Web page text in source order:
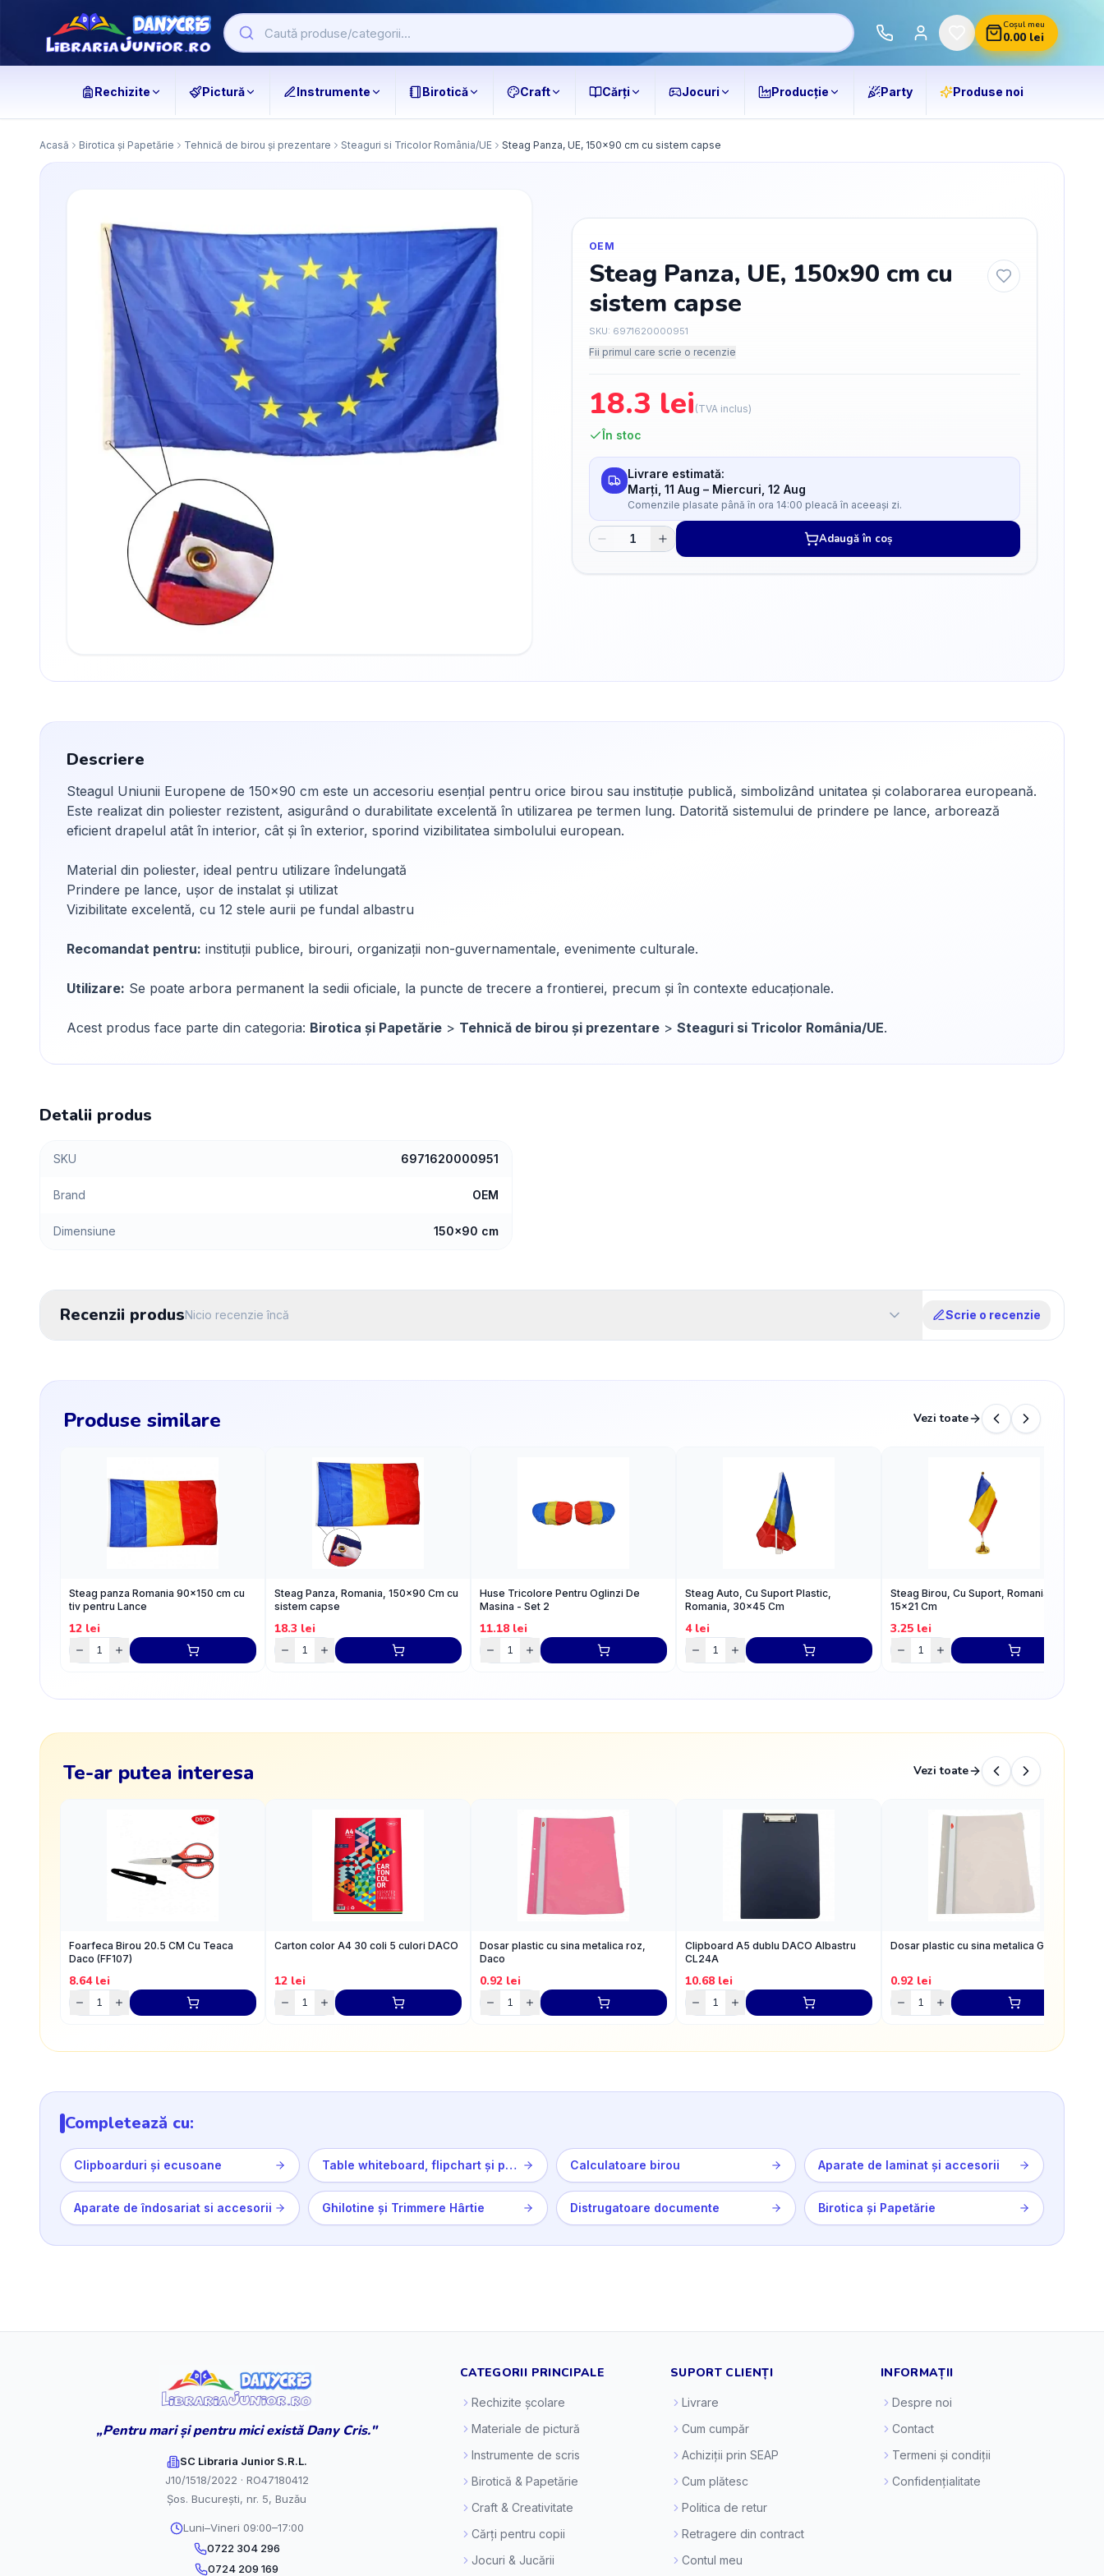
Coșul meu
0.00lei
Rechizite Pictură Instrumente Birotică Craft Cărți Jocuri Producție Party Produse noi
Acasă Birotica și Papetărie Tehnică de birou și prezentare Steaguri si Tricolor România/UE Steag Panza, UE, 150x90 cm cu sistem capse
OEM
Steag Panza, UE, 150x90 cm cu
sistem capse
SKU: 6971620000951
Fii primul care scrie o recenzie
18.3 lei (TVA inclus)
În stoc
Livrare estimată:
Marți, 11 Aug – Miercuri, 12 Aug
Comenzile plasate până în ora 14:00 pleacă în aceeași zi.
Adaugă în coș
Descriere
Steagul Uniunii Europene de 150x90 cm este un accesoriu esențial pentru orice birou sau instituție publică, simbolizând unitatea și colaborarea europeană.
Este realizat din poliester rezistent, asigurând o durabilitate excelentă în utilizarea pe termen lung. Datorită sistemului de prindere pe lance, arborează
eficient drapelul atât în interior, cât și în exterior, sporind vizibilitatea simbolului european.
Material din poliester, ideal pentru utilizare îndelungată
Prindere pe lance, ușor de instalat și utilizat
Vizibilitate excelentă, cu 12 stele aurii pe fundal albastru
Recomandat pentru: instituții publice, birouri, organizații non-guvernamentale, evenimente culturale.
Utilizare: Se poate arbora permanent la sedii oficiale, la puncte de trecere a frontierei, precum și în contexte educaționale.
Acest produs face parte din categoria: Birotica și Papetărie > Tehnică de birou și prezentare > Steaguri si Tricolor România/UE.
Detalii produs
SKU 6971620000951
Brand OEM
Dimensiune 150x90 cm
Recenzii produsNicio recenzie încă Scrie o recenzie
Produse similare Vezi toate
Steag panza Romania 90x150 cm cu
tiv pentru Lance
12 lei
Steag Panza, Romania, 150x90 Cm cu
sistem capse
18.3 lei
Huse Tricolore Pentru Oglinzi De
Masina - Set 2
11.18 lei
Steag Auto, Cu Suport Plastic,
Romania, 30x45 Cm
4lei
Steag Birou, Cu Suport, Romania,
15x21 Cm
3.25 lei
Te-ar putea interesa Vezi toate
Foarfeca Birou 20.5 CM Cu Teaca
Daco (FF107)
8.64lei
Carton color A4 30 coli 5 culori DACO
12 lei
Dosar plastic cu sina metalica roz,
Daco
0.92 lei
Clipboard A5 dublu DACO Albastru
CL24A
10.68 lei
Dosar plastic cu sina metalica Gri
0.92 lei
Completează cu:
Clipboarduri și ecusoane Table whiteboard, flipchart și panouri de plută Calculatoare birou Aparate de laminat și accesorii
Aparate de îndosariat si accesorii Ghilotine și Trimmere Hârtie Distrugatoare documente Birotica și Papetărie
„Pentru mari și pentru mici există Dany Cris."
SC Libraria Junior S.R.L.
J10/1518/2022 · RO47180412
Șos. București, nr. 5, Buzău
Luni–Vineri 09:00–17:00
0722 304 296
0724 209 169
CATEGORII PRINCIPALE
Rechizite școlare
Materiale de pictură
Instrumente de scris
Birotică & Papetărie
Craft & Creativitate
Cărți pentru copii
Jocuri & Jucării
SUPORT CLIENȚI
Livrare
Cum cumpăr
Achiziții prin SEAP
Cum plătesc
Politica de retur
Retragere din contract
Contul meu
INFORMAȚII
Despre noi
Contact
Termeni și condiții
Confidențialitate